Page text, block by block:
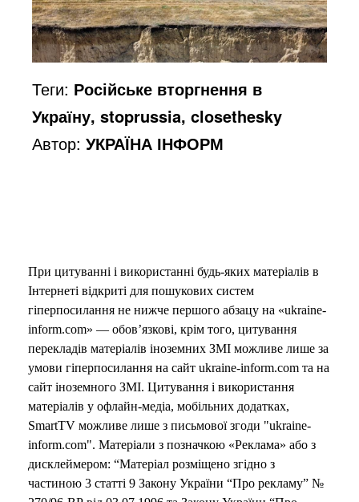
Теги: Російське вторгнення в
Україну, stoprussia, closethesky
Автор:УКРАЇНА ІНФОРМ
При цитуванні і використанні будь-яких матеріалів в
Інтернеті відкриті для пошукових систем
гіперпосилання не нижче першого абзацу на «ukraine-
inform.com» — обов’язкові, крім того, цитування
перекладів матеріалів іноземних ЗМІ можливе лише за
умови гіперпосилання на сайт ukraine-inform.com та на
сайт іноземного ЗМІ. Цитування і використання
матеріалів у офлайн-медіа, мобільних додатках,
SmartTV можливе лише з письмової згоди "ukraine-
inform.com". Матеріали з позначкою «Реклама» або з
дисклеймером: “Матеріал розміщено згідно з
частиною 3 статті 9 Закону України “Про рекламу” №